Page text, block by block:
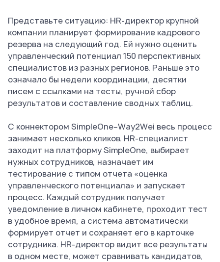
Представьте ситуацию: HR-директор крупной
компании планирует формирование кадрового
резерва на следующий год. Ей нужно оценить
управленческий потенциал 150 перспективных
специалистов из разных регионов. Раньше это
означало бы недели координации, десятки
писем с ссылками на тесты, ручной сбор
результатов и составление сводных таблиц.
С коннектором SimpleOne–Way2Wei весь процесс
занимает несколько кликов. HR-специалист
заходит на платформу SimpleOne, выбирает
нужных сотрудников, назначает им
тестирование с типом отчета «оценка
управленческого потенциала» и запускает
процесс. Каждый сотрудник получает
уведомление в личном кабинете, проходит тест
в удобное время, а система автоматически
формирует отчет и сохраняет его в карточке
сотрудника. HR-директор видит все результаты
в одном месте, может сравнивать кандидатов,